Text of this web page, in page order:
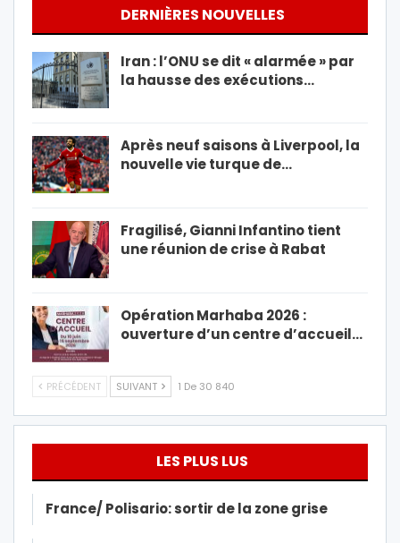
DERNIÈRES NOUVELLES
Iran : l’ONU se dit « alarmée » par
la hausse des exécutions…
Après neuf saisons à Liverpool, la
nouvelle vie turque de…
Fragilisé, Gianni Infantino tient
une réunion de crise à Rabat
Opération Marhaba 2026 :
ouverture d’un centre d’accueil…
PRÉCÉDENT SUIVANT 1 De 30 840
LES PLUS LUS
France/ Polisario: sortir de la zone grise